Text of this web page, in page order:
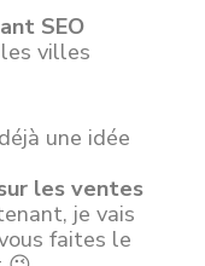
SEO
villes
une idée
les ventes
je vais
faites le